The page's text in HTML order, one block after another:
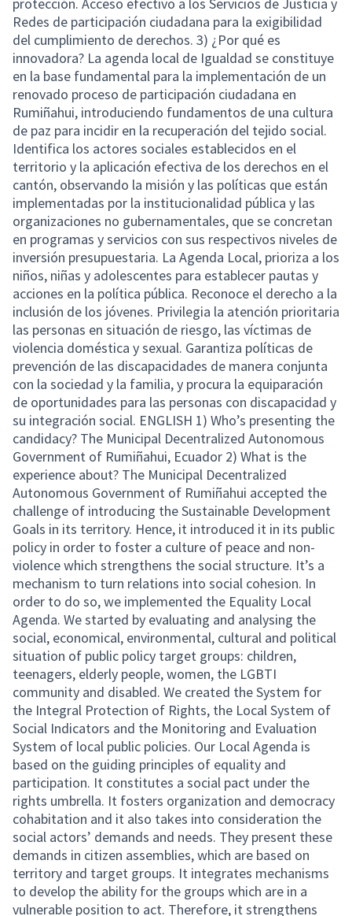
Redes de participación ciudadana para la exigibilidad
del cumplimiento de derechos. 3) ¿Por qué es
innovadora? La agenda local de Igualdad se constituye
en la base fundamental para la implementación de un
renovado proceso de participación ciudadana en
Rumiñahui, introduciendo fundamentos de una cultura
de paz para incidir en la recuperación del tejido social.
Identifica los actores sociales establecidos en el
territorio y la aplicación efectiva de los derechos en el
cantón, observando la misión y las políticas que están
implementadas por la institucionalidad pública y las
organizaciones no gubernamentales, que se concretan
en programas y servicios con sus respectivos niveles de
inversión presupuestaria. La Agenda Local, prioriza a los
niños, niñas y adolescentes para establecer pautas y
acciones en la política pública. Reconoce el derecho a la
inclusión de los jóvenes. Privilegia la atención prioritaria
las personas en situación de riesgo, las víctimas de
violencia doméstica y sexual. Garantiza políticas de
prevención de las discapacidades de manera conjunta
con la sociedad y la familia, y procura la equiparación
de oportunidades para las personas con discapacidad y
su integración social. ENGLISH 1) Who’s presenting the
candidacy? The Municipal Decentralized Autonomous
Government of Rumiñahui, Ecuador 2) What is the
experience about? The Municipal Decentralized
Autonomous Government of Rumiñahui accepted the
challenge of introducing the Sustainable Development
Goals in its territory. Hence, it introduced it in its public
policy in order to foster a culture of peace and non-
violence which strengthens the social structure. It’s a
mechanism to turn relations into social cohesion. In
order to do so, we implemented the Equality Local
Agenda. We started by evaluating and analysing the
social, economical, environmental, cultural and political
situation of public policy target groups: children,
teenagers, elderly people, women, the LGBTI
community and disabled. We created the System for
the Integral Protection of Rights, the Local System of
Social Indicators and the Monitoring and Evaluation
System of local public policies. Our Local Agenda is
based on the guiding principles of equality and
participation. It constitutes a social pact under the
rights umbrella. It fosters organization and democracy
cohabitation and it also takes into consideration the
social actors’ demands and needs. They present these
demands in citizen assemblies, which are based on
territory and target groups. It integrates mechanisms
to develop the ability for the groups which are in a
vulnerable position to act. Therefore, it strengthens